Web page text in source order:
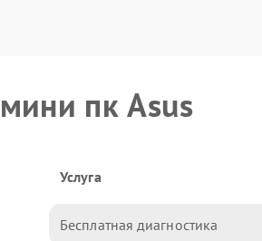
пк Asus
Услуга
Бесплатная диагностика